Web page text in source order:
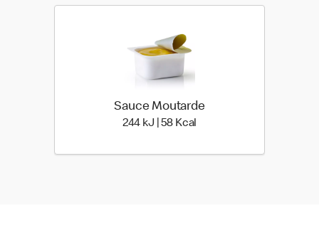
Sauce Moutarde
244 kJ | 58 Kcal